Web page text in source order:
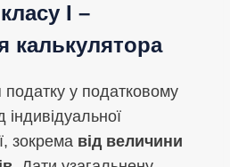
I –
калькулятора
у податковому
індивідуальної
зокрема від величини